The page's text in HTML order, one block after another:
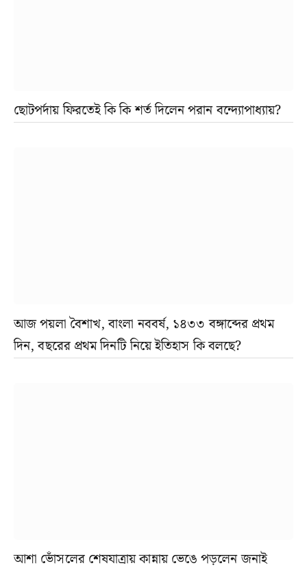
ছোটপর্দায় ফিরতেই কি কি শর্ত দিলেন পরান বন্দ্যোপাধ্যায়?
আজ পয়লা বৈশাখ, বাংলা নববর্ষ, ১৪৩৩ বঙ্গাব্দের প্রথম
দিন, বছরের প্রথম দিনটি নিয়ে ইতিহাস কি বলছে?
আশা ভোঁসলের শেষযাত্রায় কান্নায় ভেঙে পড়লেন জনাই